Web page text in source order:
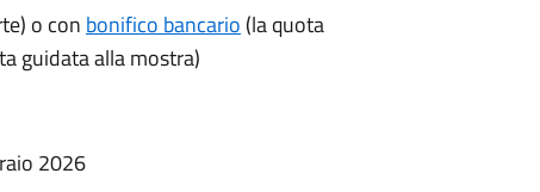
o con bonifico bancario (la quota
guidata alla mostra)
2026